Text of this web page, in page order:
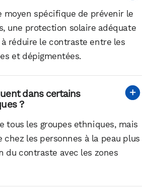
moyen spécifique de prévenir le
une protection solaire adéquate
réduire le contraste entre les
et dépigmentées.
dans certains
?
tous les groupes ethniques, mais
chez les personnes à la peau plus
du contraste avec les zones